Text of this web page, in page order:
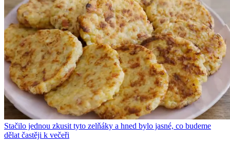
Stačilo jednou zkusit tyto zelňáky a hned bylo jasné, co budeme
dělat častěji k večeři